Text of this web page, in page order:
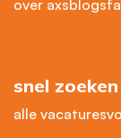
over axsblogs
snel zoeken
alle vacatures